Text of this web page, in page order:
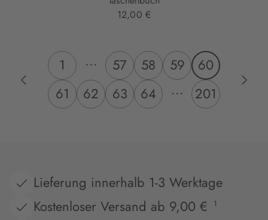
12,00 €
1 ... 57 58 59
60
61
62 63 64 ... 201
Lieferung innerhalb 1-3 Werktage
Kostenloser Versand ab 9,00 €
1